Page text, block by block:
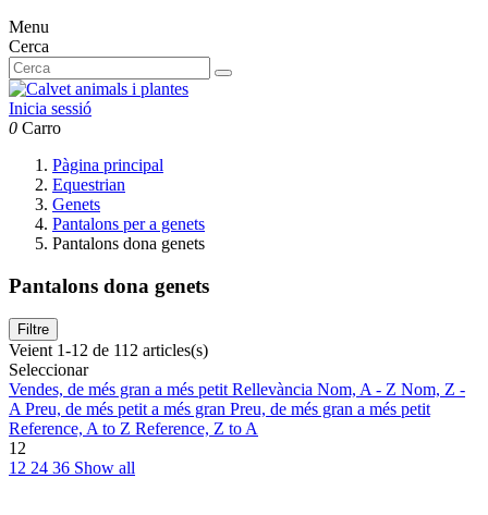
Menu
Cerca
Inicia sessió
0 Carro
Pàgina principal
Equestrian
Genets
Pantalons per a genets
Pantalons dona genets
Pantalons dona genets
Filtre
Veient 1-12 de 112 articles(s)
Seleccionar
Vendes, de més gran a més petitRellevància Nom, A - Z Nom, Z -
APreu, de més petit a més gran Preu, de més gran a més petit
Reference, A to Z Reference, Z to A
12
12 24 36 Show all